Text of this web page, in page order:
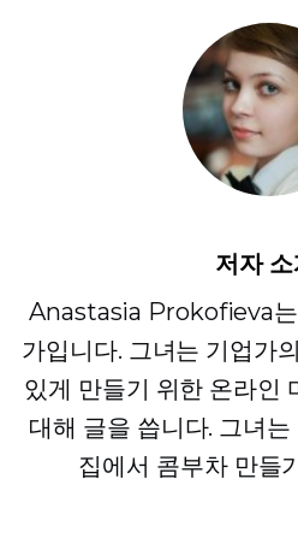
저자 소
Anastasia Prokofieva
가입니다. 그녀는 기업가
있게 만들기 위한 온라인
대해 글을 씁니다. 그녀
집에서 콤부차 만들